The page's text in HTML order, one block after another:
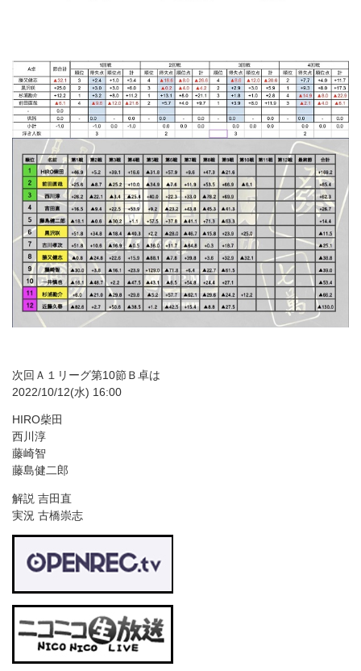
次回Ａ１リーグ第10節Ｂ卓は
2022/10/12(水) 16:00
HIRO柴田
西川淳
藤崎智
藤島健二郎
解説 吉田直
実況 古橋崇志